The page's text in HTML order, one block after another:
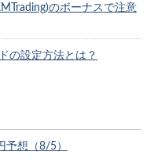
のボーナスで注意
の設定方法とは？
予想（8/5）